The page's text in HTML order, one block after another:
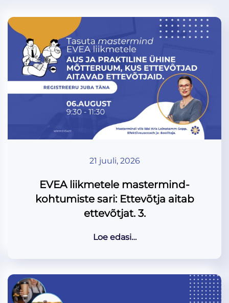
21 juuli, 2026
EVEA liikmetele mastermind-
kohtumiste sari: Ettevõtja aitab
ettevõtjat. 3.
Loe edasi…